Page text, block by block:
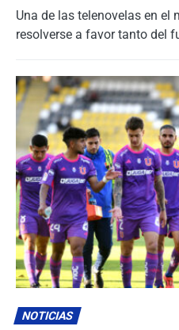
Una de las telenovelas en el
resolverse a favor tanto del
NOTICIAS